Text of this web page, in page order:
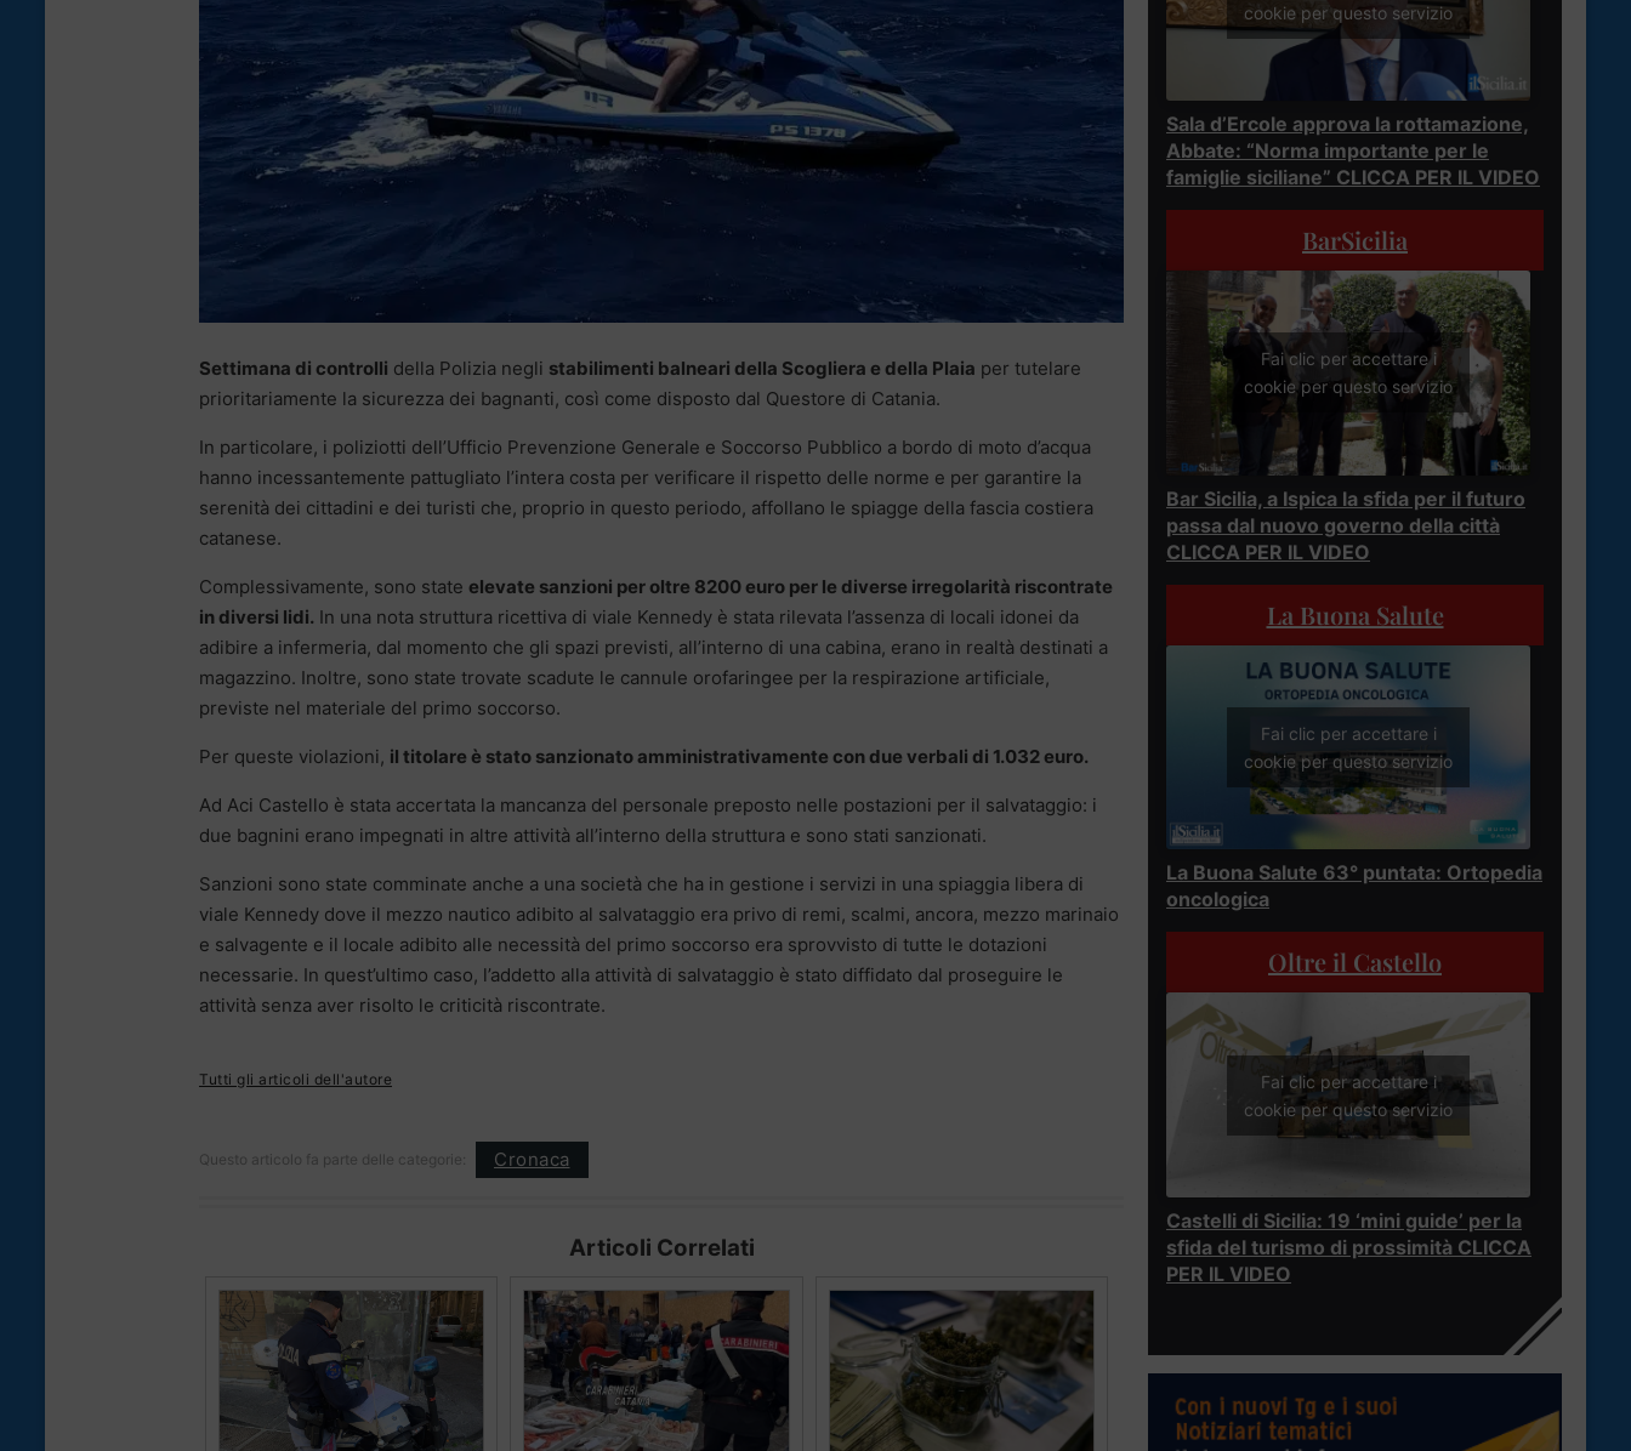
Settimana di controlli della Polizia negli stabilimenti balneari della Scogliera e della Plaia per tutelare
prioritariamente la sicurezza dei bagnanti, così come disposto dal Questore di Catania.
In particolare, i poliziotti dell’Ufficio Prevenzione Generale e Soccorso Pubblico a bordo di moto d’acqua
hanno incessantemente pattugliato l’intera costa per verificare il rispetto delle norme e per garantire la
serenità dei cittadini e dei turisti che, proprio in questo periodo, affollano le spiagge della fascia costiera
catanese.
Complessivamente, sono state elevate sanzioni per oltre 8200 euro per le diverse irregolarità riscontrate
in diversi lidi. In una nota struttura ricettiva di viale Kennedy è stata rilevata l’assenza di locali idonei da
adibire a infermeria, dal momento che gli spazi previsti, all’interno di una cabina, erano in realtà destinati a
magazzino. Inoltre, sono state trovate scadute le cannule orofaringee per la respirazione artificiale,
previste nel materiale del primo soccorso.
Per queste violazioni, il titolare è stato sanzionato amministrativamente con due verbali di 1.032 euro.
Ad Aci Castello è stata accertata la mancanza del personale preposto nelle postazioni per il salvataggio: i
due bagnini erano impegnati in altre attività all’interno della struttura e sono stati sanzionati.
Sanzioni sono state comminate anche a una società che ha in gestione i servizi in una spiaggia libera di
viale Kennedy dove il mezzo nautico adibito al salvataggio era privo di remi, scalmi, ancora, mezzo marinaio
e salvagente e il locale adibito alle necessità del primo soccorso era sprovvisto di tutte le dotazioni
necessarie. In quest’ultimo caso, l’addetto alla attività di salvataggio è stato diffidato dal proseguire le
attività senza aver risolto le criticità riscontrate.
Tutti gli articoli dell'autore
Questo articolo fa parte delle categorie: Cronaca
Articoli Correlati
cookie per questo servizio
Sala d’Ercole approva la rottamazione,
Abbate: “Norma importante per le
famiglie siciliane” CLICCA PER IL VIDEO
BarSicilia
Fai clic per accettare i
cookie per questo servizio
Bar Sicilia, a Ispica la sfida per il futuro
passa dal nuovo governo della città
CLICCA PER IL VIDEO
La Buona Salute
Fai clic per accettare i
cookie per questo servizio
La Buona Salute 63° puntata: Ortopedia
oncologica
Oltre il Castello
Fai clic per accettare i
cookie per questo servizio
Castelli di Sicilia: 19 ‘mini guide’ per la
sfida del turismo di prossimità CLICCA
PER IL VIDEO